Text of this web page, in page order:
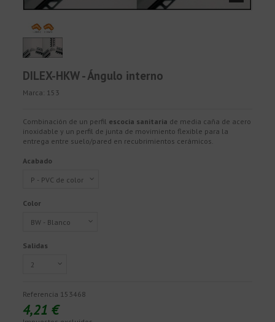
DILEX-HKW - Ángulo interno
Marca: 153
Combinación de un perfil escocia sanitaria de media caña de acero
inoxidable y un perfil de junta de movimiento flexible para la
entrega entre suelo/pared en recubrimientos cerámicos.
Acabado
Color
Salidas
Referencia 153468
4,21 €